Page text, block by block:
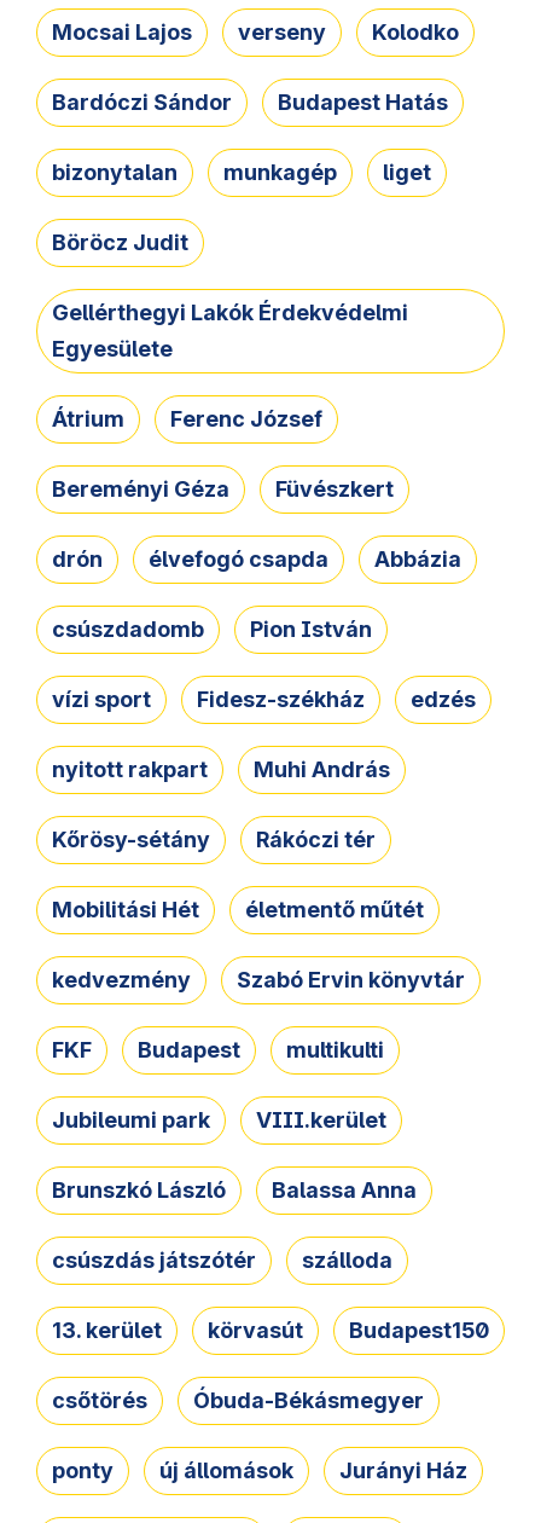
Mocsai Lajos verseny Kolodko
Bardóczi Sándor Budapest Hatás
bizonytalan munkagép liget
Böröcz Judit
Gellérthegyi Lakók Érdekvédelmi
Egyesülete
Átrium Ferenc József
Bereményi Géza Füvészkert
drón élvefogó csapda Abbázia
csúszdadomb Pion István
vízi sport Fidesz-székház edzés
nyitott rakpart Muhi András
Kőrösy-sétány Rákóczi tér
Mobilitási Hét életmentő műtét
kedvezmény Szabó Ervin könyvtár
FKF Budapest multikulti
Jubileumi park VIII.kerület
Brunszkó László Balassa Anna
csúszdás játszótér szálloda
13. kerület körvasút Budapest150
csőtörés Óbuda-Békásmegyer
ponty új állomások Jurányi Ház